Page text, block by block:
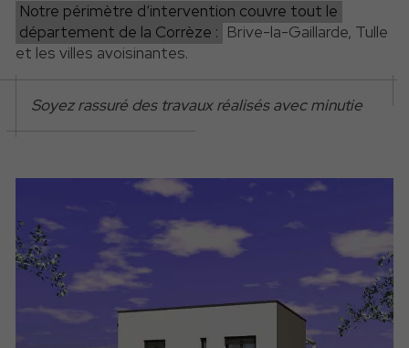
Notre périmètre d’intervention couvre tout le
département de la Corrèze : Brive-la-Gaillarde, Tulle
et les villes avoisinantes.
Soyez rassuré des travaux réalisés avec minutie